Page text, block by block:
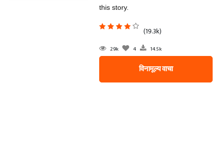
this story.
(19.3k)
29k 4 14.5k
विनामूल्य वाचा